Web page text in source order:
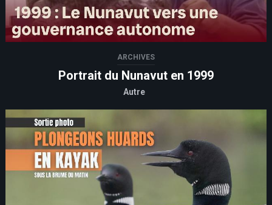
ARCHIVES
Portrait du Nunavut en 1999
Autre